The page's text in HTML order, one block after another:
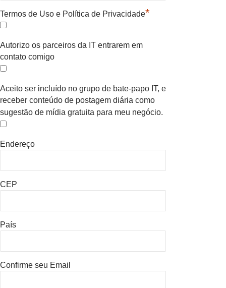
Termos de Uso e Política de Privacidade*
Autorizo os parceiros da IT entrarem em
contato comigo
Aceito ser incluído no grupo de bate-papo IT, e
receber conteúdo de postagem diária como
sugestão de mídia gratuita para meu negócio.
Endereço
CEP
País
Confirme seu Email